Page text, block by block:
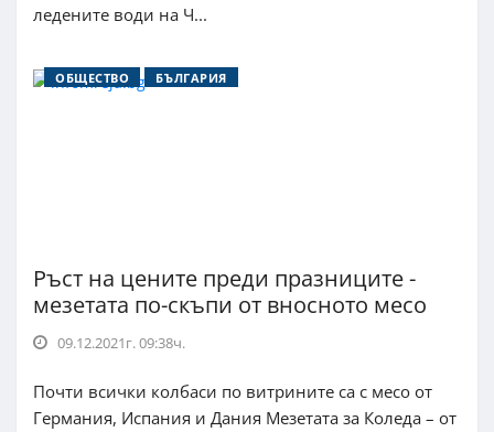
ледените води на Ч...
ОБЩЕСТВО БЪЛГАРИЯ
Ръст на цените преди празниците -
мезетата по-скъпи от вносното месо
09.12.2021г. 09:38ч.
Почти всички колбаси по витрините са с месо от
Германия, Испания и Дания Мезетата за Коледа – от